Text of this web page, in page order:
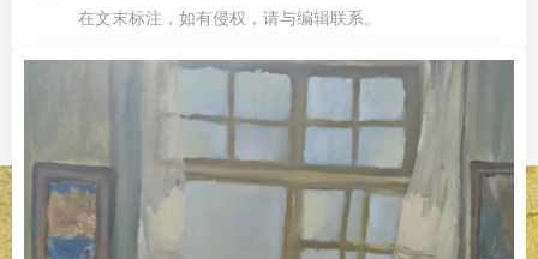
在文末标注，如有侵权，请与编辑联系。